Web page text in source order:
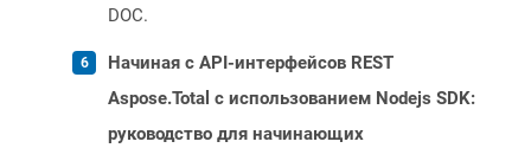
DOC.
Начиная с API-интерфейсов REST
Aspose.Total с использованием Nodejs SDK:
руководство для начинающих